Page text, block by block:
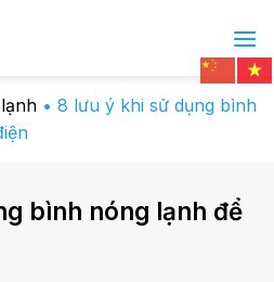
• 8 lưu ý khi sử dụng bình
bình nóng lạnh để